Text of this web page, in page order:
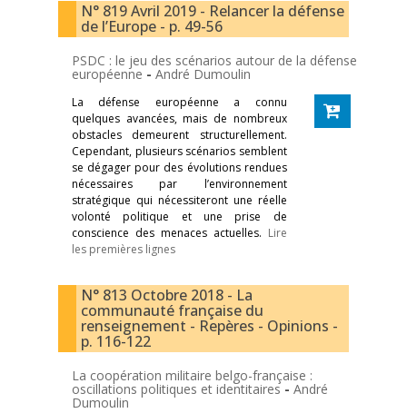
N° 819 Avril 2019 - Relancer la défense
de l’Europe - p. 49-56
PSDC : le jeu des scénarios autour de la défense
européenne - André Dumoulin
La défense européenne a connu
quelques avancées, mais de nombreux
obstacles demeurent structurellement.
Cependant, plusieurs scénarios semblent
se dégager pour des évolutions rendues
nécessaires par l’environnement
stratégique qui nécessiteront une réelle
volonté politique et une prise de
conscience des menaces actuelles. Lire
les premières lignes
N° 813 Octobre 2018 - La
communauté française du
renseignement - Repères - Opinions -
p. 116-122
La coopération militaire belgo-française :
oscillations politiques et identitaires - André
Dumoulin